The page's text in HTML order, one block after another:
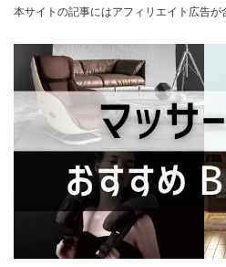
本サイトの記事にはアフィリエイト広告が